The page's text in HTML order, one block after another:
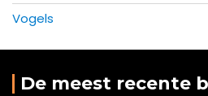
Vogels
De meest recente